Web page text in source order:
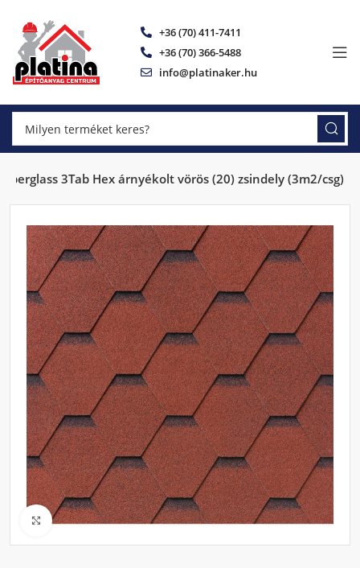
+36 (70) 411-7411
+36 (70) 366-5488
info@platinaker.hu
3Tab Hex árnyékolt vörös (20) zsindely (3m2/csg)
Click to enlarge